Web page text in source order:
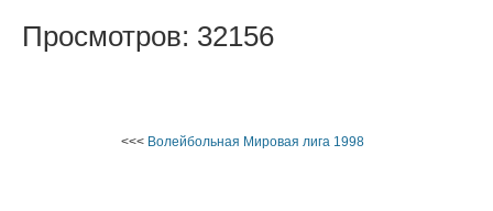
Просмотров: 32156
<<< Волейбольная Мировая лига 1998